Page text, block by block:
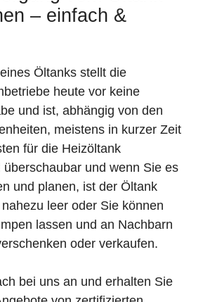
– einfach &
Öltanks stellt die
heute vor keine
und ist, abhängig von den
meistens in kurzer Zeit
für die Heizöltank
überschaubar und wenn Sie es
und planen, ist der Öltank
leer oder Sie können
lassen und an Nachbarn
oder verkaufen.
bei uns an und erhalten Sie